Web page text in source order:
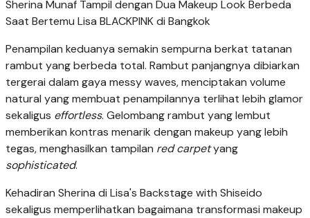
Sherina Munaf Tampil dengan Dua Makeup Look Berbeda
Saat Bertemu Lisa BLACKPINK di Bangkok
Penampilan keduanya semakin sempurna berkat tatanan
rambut yang berbeda total. Rambut panjangnya dibiarkan
tergerai dalam gaya messy waves, menciptakan volume
natural yang membuat penampilannya terlihat lebih glamor
sekaligus effortless. Gelombang rambut yang lembut
memberikan kontras menarik dengan makeup yang lebih
tegas, menghasilkan tampilan red carpetyang
sophisticated.
Kehadiran Sherina di Lisa's Backstage with Shiseido
sekaligus memperlihatkan bagaimana transformasi makeup